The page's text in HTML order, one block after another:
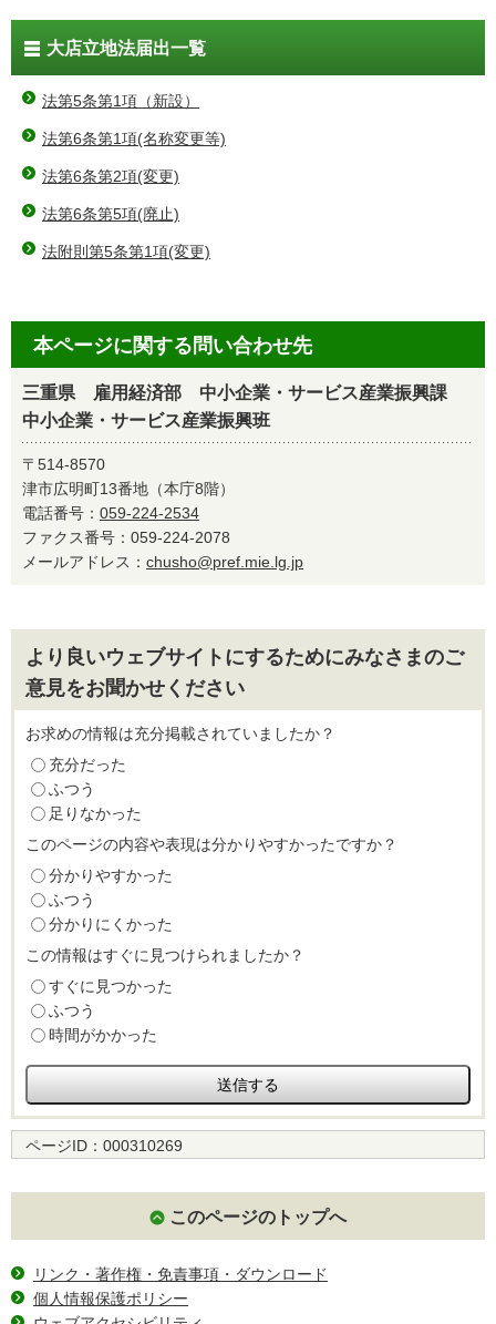
大店立地法届出一覧
法第5条第1項（新設）
法第6条第1項(名称変更等)
法第6条第2項(変更)
法第6条第5項(廃止)
法附則第5条第1項(変更)
本ページに関する問い合わせ先
三重県 雇用経済部 中小企業・サービス産業振興課
中小企業・サービス産業振興班
〒514-8570
津市広明町13番地（本庁8階）
電話番号： 059-224-2534
ファクス番号：059-224-2078
メールアドレス： chusho@pref.mie.lg.jp
より良いウェブサイトにするためにみなさまのご
意見をお聞かせください
お求めの情報は充分掲載されていましたか？
充分だった
ふつう
足りなかった
このページの内容や表現は分かりやすかったですか？
分かりやすかった
ふつう
分かりにくかった
この情報はすぐに見つけられましたか？
すぐに見つかった
ふつう
時間がかかった
ページID： 000310269
このページのトップへ
リンク・著作権・免責事項・ダウンロード
個人情報保護ポリシー